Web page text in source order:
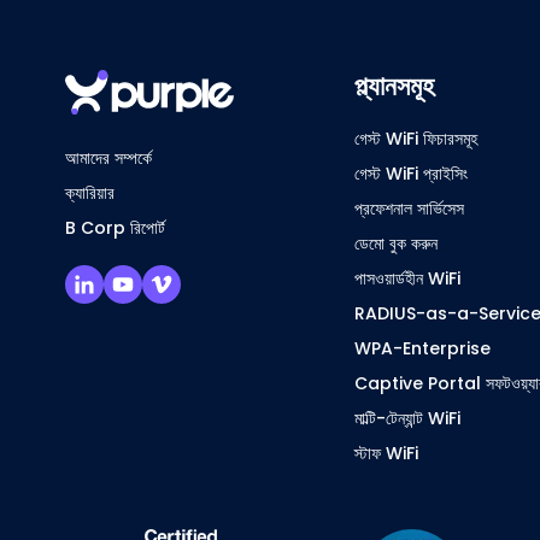
আমাদের সম্পর্কে
ক্যারিয়ার
B Corp রিপোর্ট
প্ল্যানসমূহ
গেস্ট WiFi ফিচারসমূহ
গেস্ট WiFi প্রাইসিং
প্রফেশনাল সার্ভিসেস
ডেমো বুক করুন
পাসওয়ার্ডহীন WiFi
RADIUS-as-a-
WPA-Enterprise
Captive Portal
মাল্টি-টেন্যান্ট WiFi
স্টাফ WiFi